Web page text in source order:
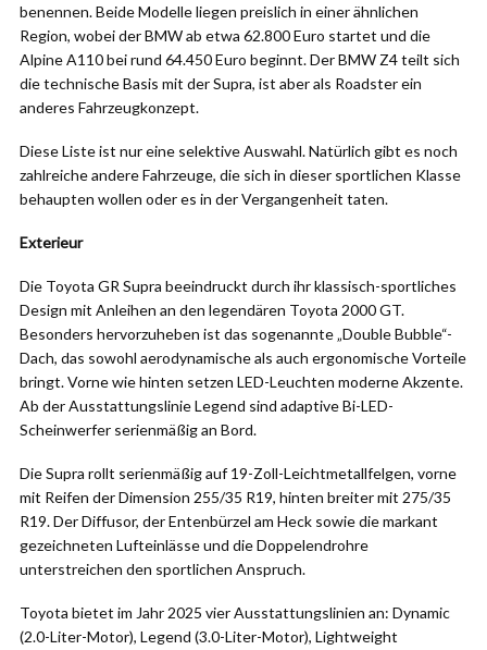
benennen. Beide Modelle liegen preislich in einer ähnlichen
Region, wobei der BMW ab etwa 62.800 Euro startet und die
Alpine A110 bei rund 64.450 Euro beginnt. Der BMW Z4 teilt sich
die technische Basis mit der Supra, ist aber als Roadster ein
anderes Fahrzeugkonzept.
Diese Liste ist nur eine selektive Auswahl. Natürlich gibt es noch
zahlreiche andere Fahrzeuge, die sich in dieser sportlichen Klasse
behaupten wollen oder es in der Vergangenheit taten.
Exterieur
Die Toyota GR Supra beeindruckt durch ihr klassisch-sportliches
Design mit Anleihen an den legendären Toyota 2000 GT.
Besonders hervorzuheben ist das sogenannte „Double Bubble“-
Dach, das sowohl aerodynamische als auch ergonomische Vorteile
bringt. Vorne wie hinten setzen LED-Leuchten moderne Akzente.
Ab der Ausstattungslinie Legend sind adaptive Bi-LED-
Scheinwerfer serienmäßig an Bord.
Die Supra rollt serienmäßig auf 19-Zoll-Leichtmetallfelgen, vorne
mit Reifen der Dimension 255/35 R19, hinten breiter mit 275/35
R19. Der Diffusor, der Entenbürzel am Heck sowie die markant
gezeichneten Lufteinlässe und die Doppelendrohre
unterstreichen den sportlichen Anspruch.
Toyota bietet im Jahr 2025 vier Ausstattungslinien an: Dynamic
(2.0-Liter-Motor), Legend (3.0-Liter-Motor), Lightweight